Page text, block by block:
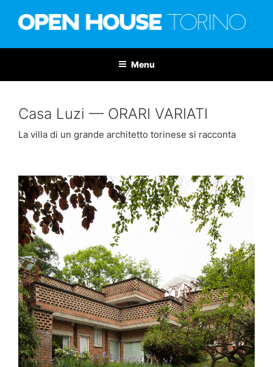
Menu
Casa Luzi — ORARI VARIATI
La villa di un grande architetto torinese si racconta